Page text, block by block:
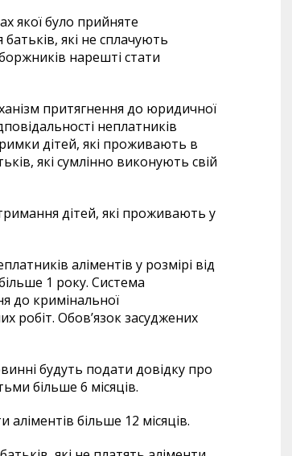
якої було прийняте
які не сплачують
нарешті стати
притягнення до юридичної
неплатників
дітей, які проживають в
які сумлінно виконують свій
дітей, які проживають у
аліментів у розмірі від
1 року. Система
до кримінальної
робіт. Обов’язок засуджених
будуть подати довідку про
більше 6 місяців.
аліментів більше 12 місяців.